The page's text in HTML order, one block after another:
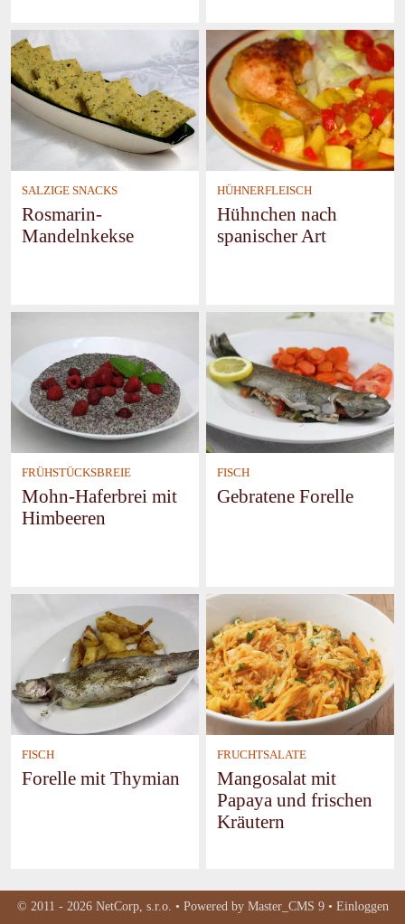
SALZIGE SNACKS
Rosmarin-
Mandelnkekse
HÜHNERFLEISCH
Hühnchen nach
spanischer Art
FRÜHSTÜCKSBREIE
Mohn-Haferbrei mit
Himbeeren
FISCH
Gebratene Forelle
FISCH
Forelle mit Thymian
FRUCHTSALATE
Mangosalat mit
Papaya und frischen
Kräutern
© 2011 - 2026 NetCorp, s.r.o. • Powered by Master_CMS 9• Einloggen